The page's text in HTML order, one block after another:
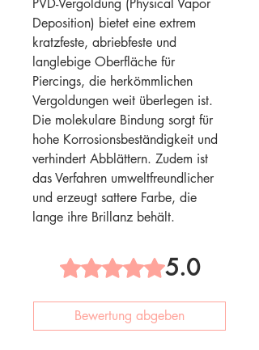
Deposition) bietet eine extrem
kratzfeste, abriebfeste und
langlebige Oberfläche für
Piercings, die herkömmlichen
Vergoldungen weit überlegen ist.
Die molekulare Bindung sorgt für
hohe Korrosionsbeständigkeit und
verhindert Abblättern. Zudem ist
das Verfahren umweltfreundlicher
und erzeugt sattere Farbe, die
lange ihre Brillanz behält.
Mit 5 von 5 Sternen bewertet.
5.0
Bewertung abgeben